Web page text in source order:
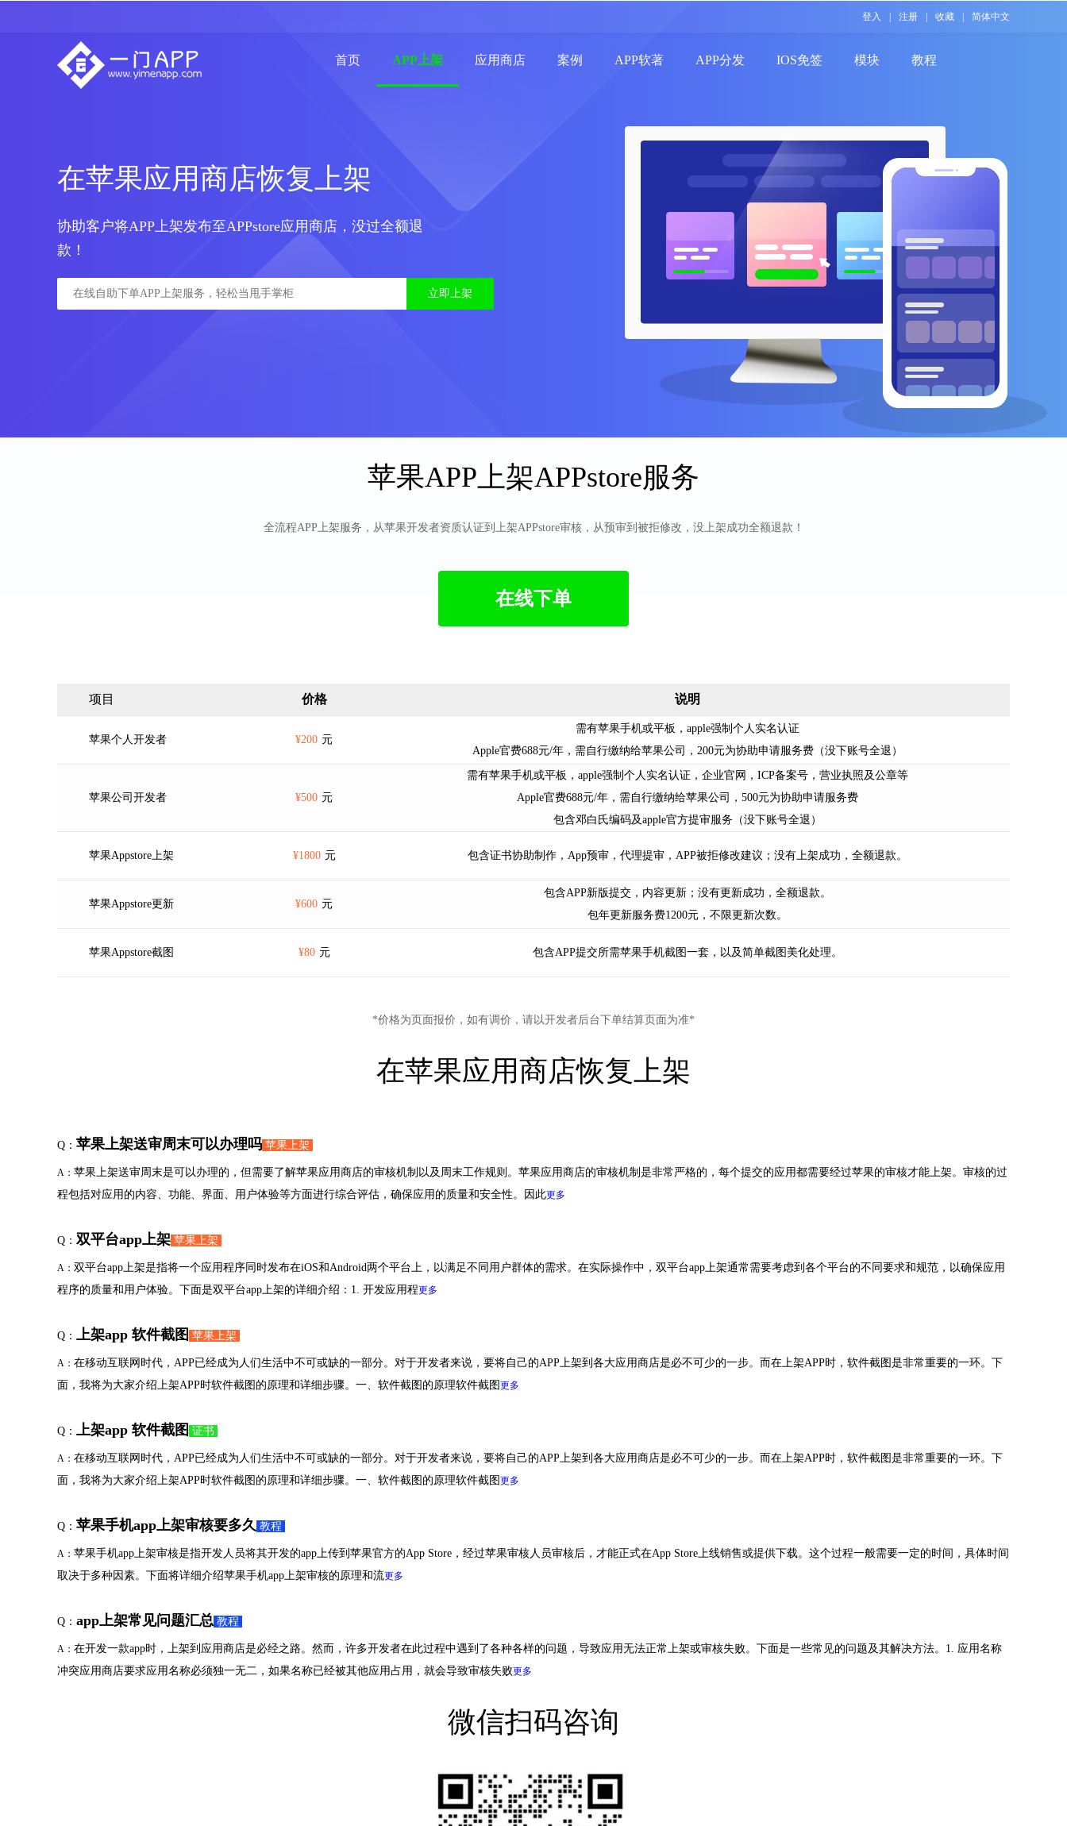
登入 注册 收藏 简体中文
首页 APP上架 应用商店 案例 APP软著 APP分发 IOS免签 模块 教程
在苹果应用商店恢复上架
协助客户将APP上架发布至APPstore应用商店，没过全额退
款！
立即上架
苹果APP上架APPstore服务
全流程APP上架服务，从苹果开发者资质认证到上架APPstore审核，从预审到被拒修改，没上架成功全额退款！
在线下单
项目 价格 说明
苹果个人开发者 ¥200 元
需有苹果手机或平板，apple强制个人实名认证
Apple官费688元/年，需自行缴纳给苹果公司，200元为协助申请服务费（没下账号全退）
苹果公司开发者 ¥500 元
需有苹果手机或平板，apple强制个人实名认证，企业官网，ICP备案号，营业执照及公章等
Apple官费688元/年，需自行缴纳给苹果公司，500元为协助申请服务费
包含邓白氏编码及apple官方提审服务（没下账号全退）
苹果Appstore上架 ¥1800 元 包含证书协助制作，App预审，代理提审，APP被拒修改建议；没有上架成功，全额退款。
苹果Appstore更新 ¥600 元
包含APP新版提交，内容更新；没有更新成功，全额退款。
包年更新服务费1200元，不限更新次数。
苹果Appstore截图 ¥80 元 包含APP提交所需苹果手机截图一套，以及简单截图美化处理。
*价格为页面报价，如有调价，请以开发者后台下单结算页面为准*
在苹果应用商店恢复上架
Q： 苹果上架送审周末可以办理吗 苹果上架
A： 苹果上架送审周末是可以办理的，但需要了解苹果应用商店的审核机制以及周末工作规则。苹果应用商店的审核机制是非常严格的，每个提交的应用都需要经过苹果的审核才能上架。审核的过
程包括对应用的内容、功能、界面、用户体验等方面进行综合评估，确保应用的质量和安全性。因此更多
Q： 双平台app上架 苹果上架
A： 双平台app上架是指将一个应用程序同时发布在iOS和Android两个平台上，以满足不同用户群体的需求。在实际操作中，双平台app上架通常需要考虑到各个平台的不同要求和规范，以确保应用
程序的质量和用户体验。下面是双平台app上架的详细介绍：1. 开发应用程更多
Q： 上架app 软件截图 苹果上架
A： 在移动互联网时代，APP已经成为人们生活中不可或缺的一部分。对于开发者来说，要将自己的APP上架到各大应用商店是必不可少的一步。而在上架APP时，软件截图是非常重要的一环。下
面，我将为大家介绍上架APP时软件截图的原理和详细步骤。一、软件截图的原理软件截图 更多
Q： 上架app 软件截图 证书
A： 在移动互联网时代，APP已经成为人们生活中不可或缺的一部分。对于开发者来说，要将自己的APP上架到各大应用商店是必不可少的一步。而在上架APP时，软件截图是非常重要的一环。下
面，我将为大家介绍上架APP时软件截图的原理和详细步骤。一、软件截图的原理软件截图 更多
Q： 苹果手机app上架审核要多久 教程
A： 苹果手机app上架审核是指开发人员将其开发的app上传到苹果官方的App Store，经过苹果审核人员审核后，才能正式在App Store上线销售或提供下载。这个过程一般需要一定的时间，具体时间
取决于多种因素。下面将详细介绍苹果手机app上架审核的原理和流更多
Q： app上架常见问题汇总 教程
A： 在开发一款app时，上架到应用商店是必经之路。然而，许多开发者在此过程中遇到了各种各样的问题，导致应用无法正常上架或审核失败。下面是一些常见的问题及其解决方法。1. 应用名称
冲突应用商店要求应用名称必须独一无二，如果名称已经被其他应用占用，就会导致审核失败更多
微信扫码咨询